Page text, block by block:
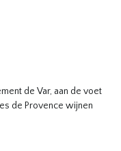
de Var, aan de voet
de Provence wijnen